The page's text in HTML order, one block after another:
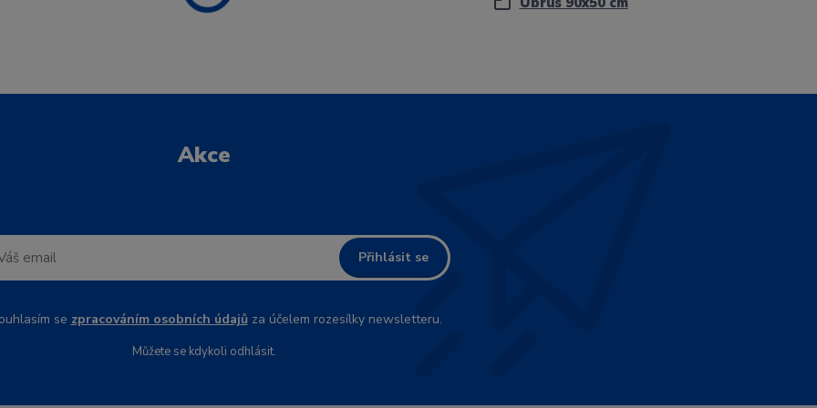
Akce
Přihlásit se
se zpracováním osobních údajůza účelem rozesílky newsletteru.
Můžete se kdykoli odhlásit.